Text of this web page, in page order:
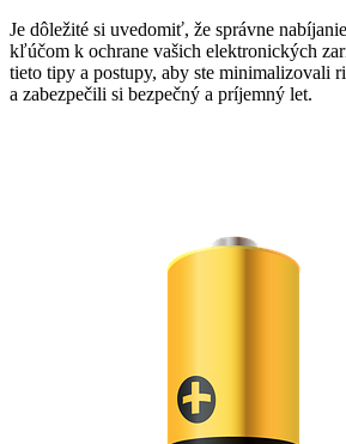
Je dôležité si uvedomiť, že správne
kľúčom k ochrane vašich elektronických
tieto tipy a postupy, aby ste minimalizovali
a zabezpečili si bezpečný a príjemný let.